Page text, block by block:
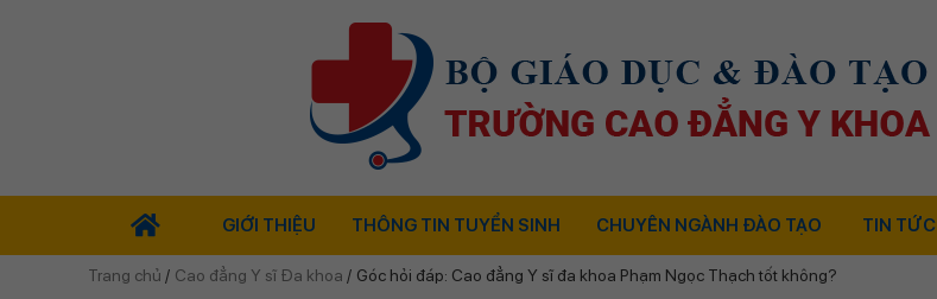
GIỚI THIỆU THÔNG TIN TUYỂN SINH CHUYÊN NGÀNH ĐÀO TẠO TIN TỨC
Trang chủ / Cao đẳng Y sĩ Đa khoa / Góc hỏi đáp: Cao đẳng Y sĩ đa khoa Phạm Ngọc Thạch tốt không?